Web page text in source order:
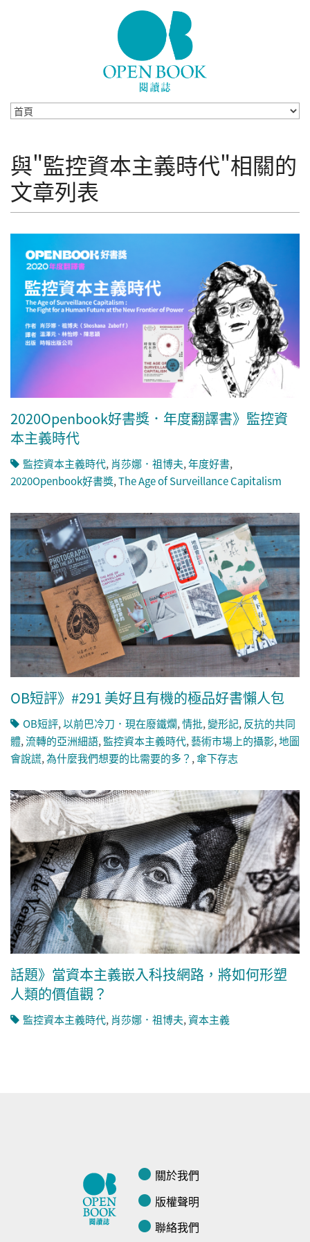
與"監控資本主義時代"相關的
文章列表
2020Openbook好書獎．年度翻譯書》監控資
本主義時代
監控資本主義時代, 肖莎娜．祖博夫,年度好書,
2020Openbook好書獎,The Age of Surveillance Capitalism
OB短評》#291 美好且有機的極品好書懶人包
OB短評,以前巴冷刀．現在廢鐵爛,情批,變形記, 反抗的共同
體,流轉的亞洲細語, 監控資本主義時代, 藝術市場上的攝影,地圖
會說謊,為什麼我們想要的比需要的多？ ,傘下存志
話題》當資本主義嵌入科技網路，將如何形塑
人類的價值觀？
監控資本主義時代, 肖莎娜．祖博夫,資本主義
關於我們
版權聲明
聯絡我們